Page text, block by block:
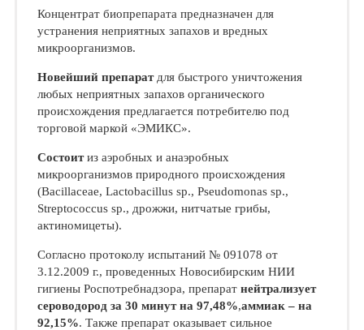
Концентрат биопрепарата предназначен для
устранения неприятных запахов и вредных
микроорганизмов.
Новейший препаратдля быстрого уничтожения
любых неприятных запахов органического
происхождения предлагается потребителю под
торговой маркой «ЭМИКС».
Состоитиз аэробных и анаэробных
микроорганизмов природного происхождения
(Bacillaceae, Lactobacillus sp., Pseudomonas sp.,
Streptococcus sp., дрожжи, нитчатые грибы,
актиномицеты).
Согласно протоколу испытаний № 091078 от
3.12.2009 г., проведенных Новосибирским НИИ
гигиены Роспотребнадзора, препарат нейтрализует
сероводород за 30 минут на 97,48%,аммиак – на
92,15%. Также препарат оказывает сильное